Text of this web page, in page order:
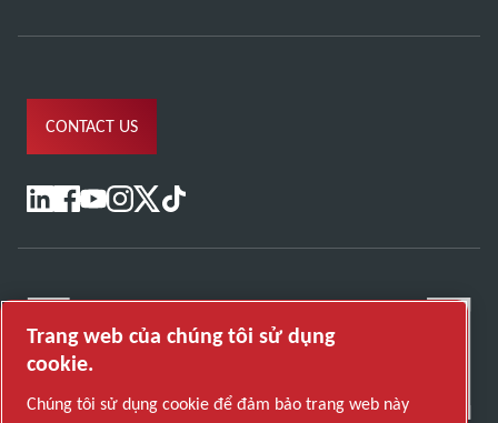
CONTACT US
Trang web của chúng tôi sử dụng
cookie.
Chúng tôi sử dụng cookie để đảm bảo trang web này